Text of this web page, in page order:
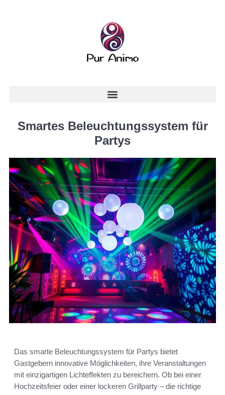
Smartes Beleuchtungssystem für
Partys
Das smarte Beleuchtungssystem für Partys bietet
Gastgebern innovative Möglichkeiten, ihre Veranstaltungen
mit einzigartigen Lichteffekten zu bereichern. Ob bei einer
Hochzeitsfeier oder einer lockeren Grillparty – die richtige